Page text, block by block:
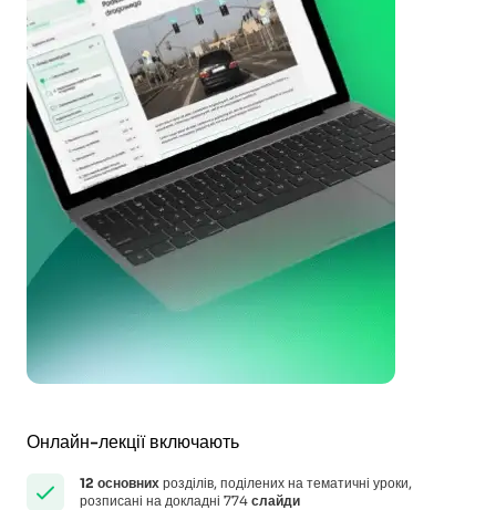
Онлайн-лекції включають
12 основних розділів, поділених на тематичні уроки,
розписані на докладні 774 слайди